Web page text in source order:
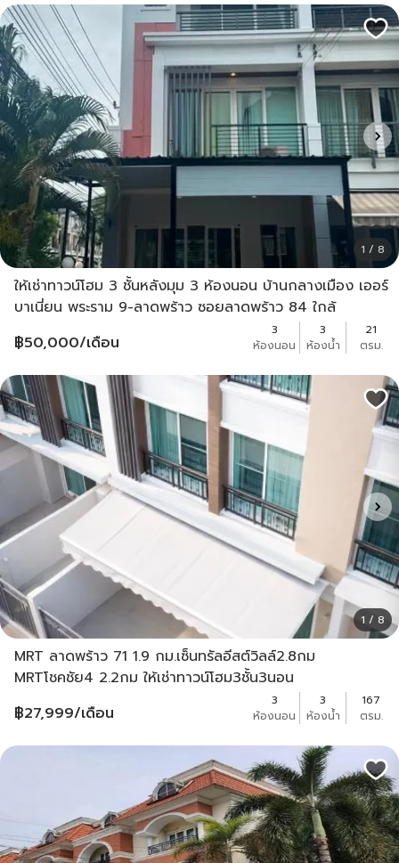
1 / 8
ให้เช่าทาวน์โฮม 3 ชั้นหลังมุม 3 ห้องนอน บ้านกลางเมือง เออร์
บาเนี่ยน พระราม 9-ลาดพร้าว ซอยลาดพร้าว 84 ใกล้
฿50,000/เดือน
3
ห้องนอน
3
ห้องน้ำ
21
ตรม.
1 / 8
MRT ลาดพร้าว 71 1.9 กม.เซ็นทรัลอีสต์วิลล์2.8กม
MRTโชคชัย4 2.2กม ให้เช่าทาวน์โฮม3ชั้น3นอน
฿27,999/เดือน
3
ห้องนอน
3
ห้องน้ำ
167
ตรม.